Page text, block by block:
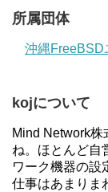
所属団体
沖縄FreeBSD
kojについて
Mind Network株
ね。ほとんど自
ワーク機器の設
仕事はあまりま